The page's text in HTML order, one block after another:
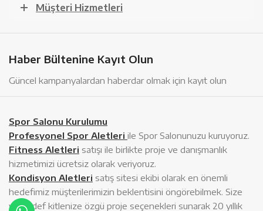
Müşteri Hizmetleri
Haber Bültenine Kayıt Olun
Güncel kampanyalardan haberdar olmak için kayıt olun
Spor Salonu Kurulumu
Profesyonel Spor Aletleri ile Spor Salonunuzu kuruyoruz.
Fitness Aletleri satışı ile birlikte proje ve danışmanlık
hizmetimizi ücretsiz olarak veriyoruz.
Kondisyon Aletleri satış sitesi ekibi olarak en önemli
hedefimiz müşterilerimizin beklentisini öngörebilmek. Size
ve hedef kitlenize özgü proje seçenekleri sunarak 20 yıllık